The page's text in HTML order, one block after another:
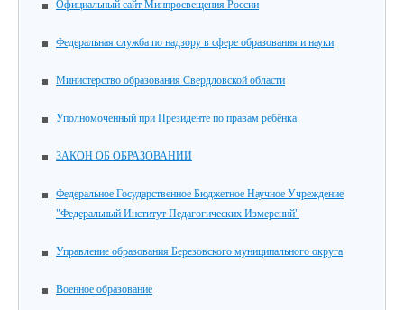
Официальный сайт Минпросвещения России
Федеральная служба по надзору в сфере образования и науки
Министерство образования Свердловской области
Уполномоченный при Президенте по правам ребёнка
ЗАКОН ОБ ОБРАЗОВАНИИ
Федеральное Государственное Бюджетное Научное Учреждение
"Федеральный Институт Педагогических Измерений"
Управление образования Березовского муниципального округа
Военное образование